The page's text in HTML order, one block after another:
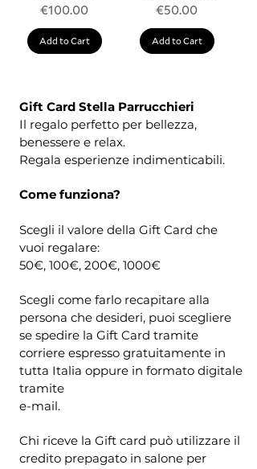
Price
€100.00
Add to Cart
Price
€50.00
Add to Cart
Gift Card Stella Parrucchieri
Il regalo perfetto per bellezza,
benessere e relax.
Regala esperienze indimenticabili.
Come funziona?
Scegli il valore della Gift Card che
vuoi regalare:
50€, 100€, 200€, 1000€
Scegli come farlo recapitare alla
persona che desideri, puoi scegliere
se spedire la Gift Card tramite
corriere espresso gratuitamente in
tutta Italia oppure in formato digitale
tramite
e-mail.
Chi riceve la Gift card può utilizzare il
credito prepagato in salone per